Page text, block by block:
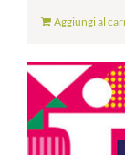
Aggiungi al